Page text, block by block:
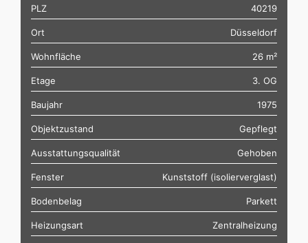
PLZ 40219
Ort Düsseldorf
Wohnfläche 26 m²
Etage 3. OG
Baujahr 1975
Objektzustand Gepflegt
Ausstattungsqualität Gehoben
Fenster Kunststoff (isolierverglast)
Bodenbelag Parkett
Heizungsart Zentralheizung